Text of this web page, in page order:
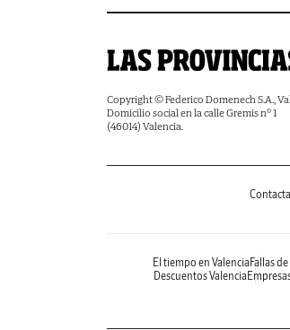
Copyright © Federico Domenech S.A.,
Domicilio social en la calle Gremis nº 1
(46014) Valencia.
El tiempo en Valencia Fallas
Descuentos Valencia